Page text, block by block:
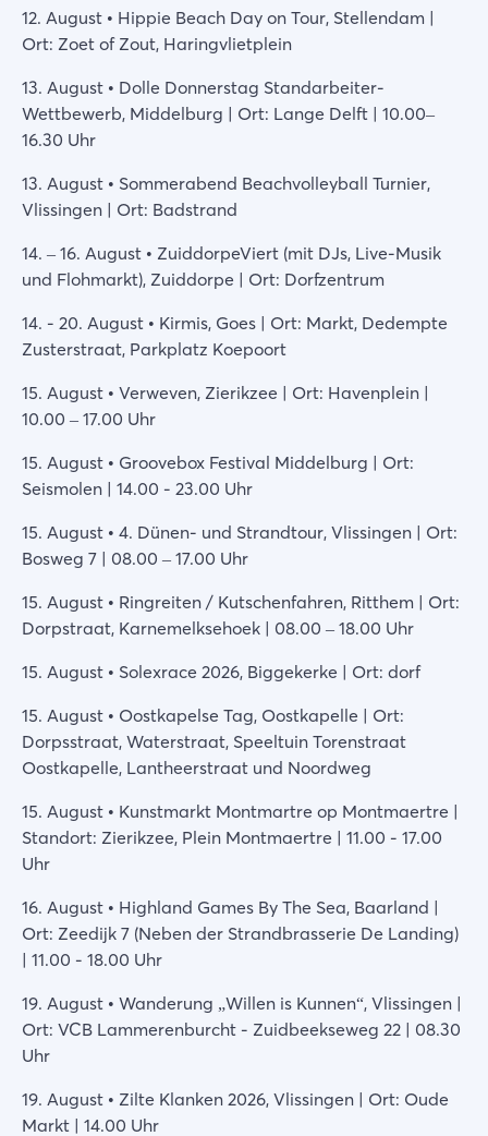
12. August • Hippie Beach Day on Tour, Stellendam |
Ort: Zoet of Zout, Haringvlietplein
13. August • Dolle Donnerstag Standarbeiter-
Wettbewerb, Middelburg | Ort: Lange Delft | 10.00–
16.30 Uhr
13. August • Sommerabend Beachvolleyball Turnier,
Vlissingen | Ort: Badstrand
14. – 16. August • ZuiddorpeViert (mit DJs, Live-Musik
und Flohmarkt), Zuiddorpe | Ort: Dorfzentrum
14. - 20. August • Kirmis, Goes | Ort: Markt, Dedempte
Zusterstraat, Parkplatz Koepoort
15. August • Verweven, Zierikzee | Ort: Havenplein |
10.00 – 17.00 Uhr
15. August • Groovebox Festival Middelburg | Ort:
Seismolen | 14.00 - 23.00 Uhr
15. August • 4. Dünen- und Strandtour, Vlissingen | Ort:
Bosweg 7 | 08.00 – 17.00 Uhr
15. August • Ringreiten / Kutschenfahren, Ritthem | Ort:
Dorpstraat, Karnemelksehoek | 08.00 – 18.00 Uhr
15. August • Solexrace 2026, Biggekerke | Ort: dorf
15. August • Oostkapelse Tag, Oostkapelle | Ort:
Dorpsstraat, Waterstraat, Speeltuin Torenstraat
Oostkapelle, Lantheerstraat und Noordweg
15. August • Kunstmarkt Montmartre op Montmaertre |
Standort: Zierikzee, Plein Montmaertre | 11.00 - 17.00
Uhr
16. August • Highland Games By The Sea, Baarland |
Ort: Zeedijk 7 (Neben der Strandbrasserie De Landing)
| 11.00 - 18.00 Uhr
19. August • Wanderung „Willen is Kunnen“, Vlissingen |
Ort: VCB Lammerenburcht - Zuidbeekseweg 22 | 08.30
Uhr
19. August • Zilte Klanken 2026, Vlissingen | Ort: Oude
Markt | 14.00 Uhr